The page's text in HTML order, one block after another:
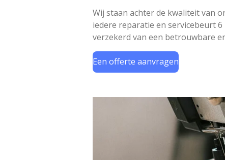
Wij staan achter de kwaliteit van
iedere reparatie en servicebeurt
verzekerd van een betrouwbare
Een offerte aanvragen